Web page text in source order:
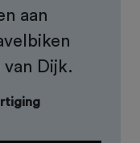
aan
Dijk.